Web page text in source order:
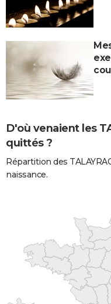
D'où venaient les
quittés ?
Répartition des
naissance.